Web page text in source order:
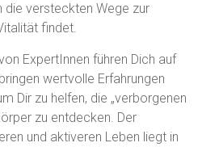
die versteckten Wege zur
findet.
ExpertInnen führen Dich auf
wertvolle Erfahrungen
Dir zu helfen, die „verborgenen
zu entdecken. Der
und aktiveren Leben liegt in